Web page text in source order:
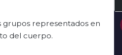
grupos representados en
del cuerpo.